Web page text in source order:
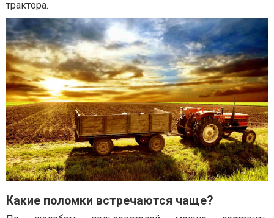
трактора.
Какие поломки встречаются чаще?